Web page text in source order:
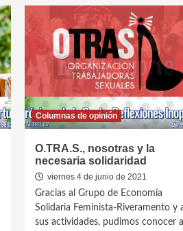
Columnas de opinión
O.TRA.S., nosotras y la
necesaria solidaridad
viernes 4 de junio de 2021
Gracias al Grupo de Economía
Solidaria Feminista-Riveramento y
sus actividades, pudimos conocer a